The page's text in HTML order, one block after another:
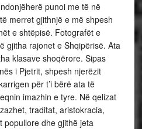
punoi me të në
merret gjithnjë e më shpesh
e shtëpisë. Fotografët e
gjitha rajonet e Shqipërisë. Ata
klasave shoqërore. Sipas
i Pjetrit, shpesh njerëzit
për t’i bërë ata të
imazhin e tyre. Në qelizat
traditat, aristokracia,
popullore dhe gjithë jeta